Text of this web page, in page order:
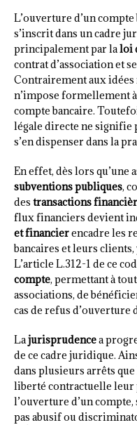
L’ouverture d’un
s’inscrit dans un cadre
principalement par laloi
contrat d’association et
Contrairement aux idées
n’impose formellement
compte bancaire.
légale directe ne signifie
s’en dispenser dans la
En effet, dès lors qu’une
subventions publiques,
des transactions
flux financiers devient
et financierencadre les
bancaires et leurs
L’article L.312-1 de ce
compte, permettant à
associations, de
cas de refus d’ouverture
Lajurisprudencea
de ce cadre juridique.
dans plusieurs arrêts que
liberté contractuelle
l’ouverture d’un
pas abusif ou